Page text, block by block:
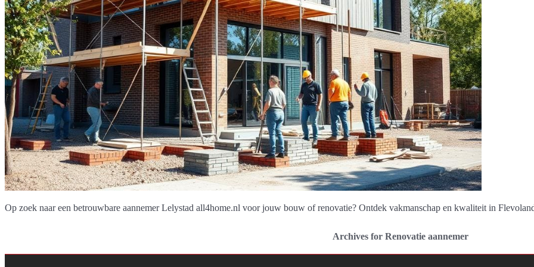
Op zoek naar een betrouwbare aannemer Lelystad all4home.nl voor jouw bouw of renovatie? Ontdek vakmanschap en kwaliteit in
Archives for Renovatie aannemer